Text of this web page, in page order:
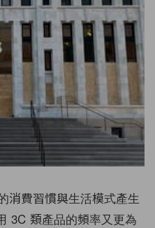
消費習慣與生活模式產生
3C 類產品的頻率又更為